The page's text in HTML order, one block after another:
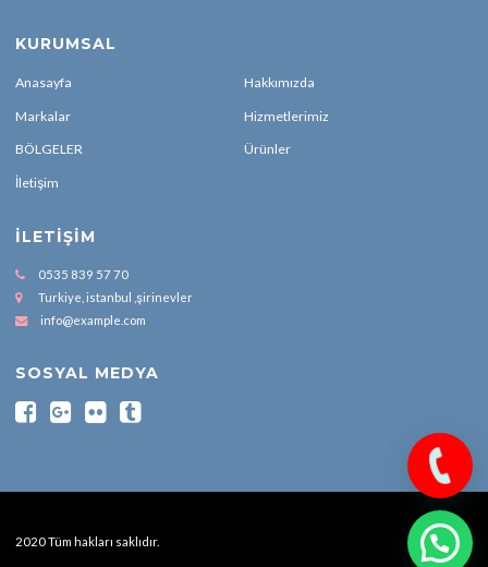
KURUMSAL
Anasayfa Hakkımızda
Markalar Hizmetlerimiz
BÖLGELER Ürünler
İletişim
İLETIŞIM
0535 839 57 70
Turkiye, istanbul ,şirinevler
info@example.com
SOSYAL MEDYA
2020 Tüm hakları saklıdır.